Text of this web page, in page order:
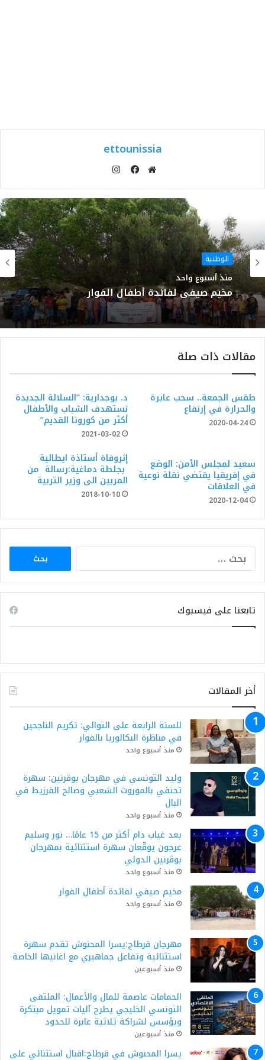
ettounissia
الويب
الوطنية
منذ أسبوع واحد
مخيم صيفي لفائدة أطفال الفوار
مقالات ذات صلة
طقس الجمعة.. سحب عابرة
والحرارة في إرتفاع
2020-04-24
د. بوجدارية: “السلالة الجديدة
تستهدف الشباب والأطفال
أكثر من كورونا القديم”
2021-03-02
سعيد لمجلس الأمن: الوضع
في إفريقيا يقتضي نقلة نوعية
في العلاقات
2020-12-04
إثروفاة أستاذة ايطالية
بجلطة دماغية:رسالة من
المربين الى وزير التربية
2018-10-10
البحث
تابعنا على فيسبوك
أخر المقالات
للسنة الرابعة على التوالي: تكريم الناجحين
في مناظرة البكالوريا بالفوار
منذ أسبوع واحد
وليد التونسي في مهرجان بوقرنين: سهرة
تحتفي بالموروث الشعبي وصالح الفرزيط في
البال
منذ أسبوع واحد
بعد غياب دام أكثر من 15 عامًا… نور وسليم
عرجون يوقّعان سهرة استثنائية بمهرجان
بوڨرنين الدولي
منذ أسبوع واحد
مخيم صيفي لفائدة أطفال الفوار
منذ أسبوع واحد
مهرجان قرطاج:يسرا المحنوش تقدم سهرة
استثنائية وتفاعل جماهيري مع اغانيها الخاصة
منذ أسبوعين
الحمامات عاصمة للمال والأعمال: الملتقى
التونسي الخليجي يطرح آليات تمويل مبتكرة
ويؤسس لشراكة ثلاثية عابرة للحدود
منذ أسبوعين
يسرا المحنوش في قرطاج:اقبال استثنائي على